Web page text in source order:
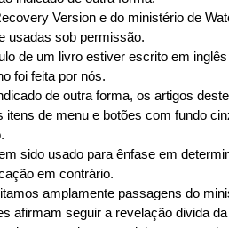
Version e do ministério de
usadas sob permissão.
de um livro estiver escrito em
foi feita por nós.
de outra forma, os artigos
itens de menu e botões com fundo
sido usado para ênfase em
em contrário.
amplamente passagens do
afirmam seguir a revelação divida